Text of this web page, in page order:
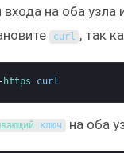
на оба узла
curl , так
- https curl
ключ на оба